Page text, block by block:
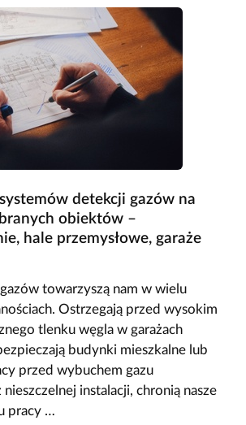
detekcji gazów na
obiektów –
hale przemysłowe, garaże
towarzyszą nam w wielu
Ostrzegają przed wysokim
tlenku węgla w garażach
budynki mieszkalne lub
przed wybuchem gazu
nieszczelnej instalacji, chronią nasze
pracy …